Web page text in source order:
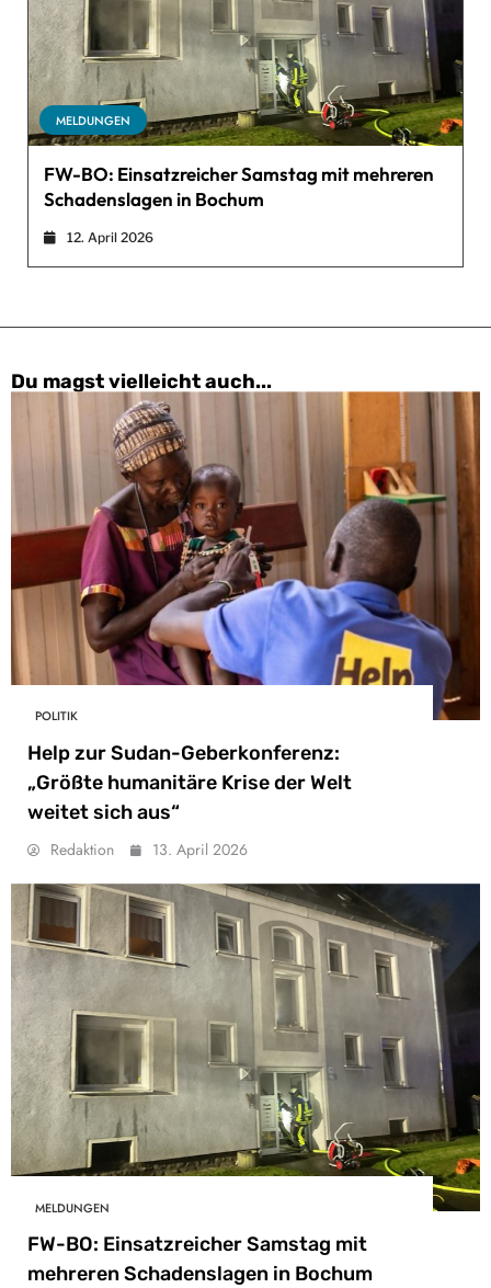
MELDUNGEN
FW-BO: Einsatzreicher Samstag mit mehreren
Schadenslagen in Bochum
12. April 2026
Du magst vielleicht auch...
POLITIK
Help zur Sudan-Geberkonferenz:
„Größte humanitäre Krise der Welt
weitet sich aus“
Redaktion 13. April 2026
MELDUNGEN
FW-BO: Einsatzreicher Samstag mit
mehreren Schadenslagen in Bochum